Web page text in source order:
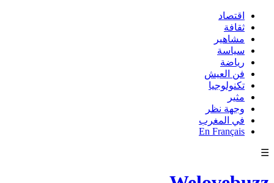
اقتصاد
ثقافة
مشاهير
سياسة
رياضة
فن العيش
تكنولوجيا
مثير
وجهة نظر
في المغرب
En Français
☰